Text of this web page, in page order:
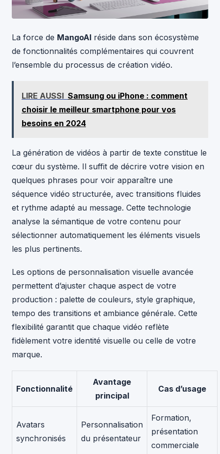
La force de MangoAI réside dans son écosystème
de fonctionnalités complémentaires qui couvrent
l’ensemble du processus de création vidéo.
LIRE AUSSI Samsung ou iPhone : comment
choisir le meilleur smartphone pour vos
besoins en 2024
La génération de vidéos à partir de texte constitue le
cœur du système. Il suffit de décrire votre vision en
quelques phrases pour voir apparaître une
séquence vidéo structurée, avec transitions fluides
et rythme adapté au message. Cette technologie
analyse la sémantique de votre contenu pour
sélectionner automatiquement les éléments visuels
les plus pertinents.
Les options de personnalisation visuelle avancée
permettent d’ajuster chaque aspect de votre
production : palette de couleurs, style graphique,
tempo des transitions et ambiance générale. Cette
flexibilité garantit que chaque vidéo reflète
fidèlement votre identité visuelle ou celle de votre
marque.
Fonctionnalité
Avantage
principal
Cas d’usage
Avatars
synchronisés
Personnalisation
du présentateur
Formation,
présentation
commerciale